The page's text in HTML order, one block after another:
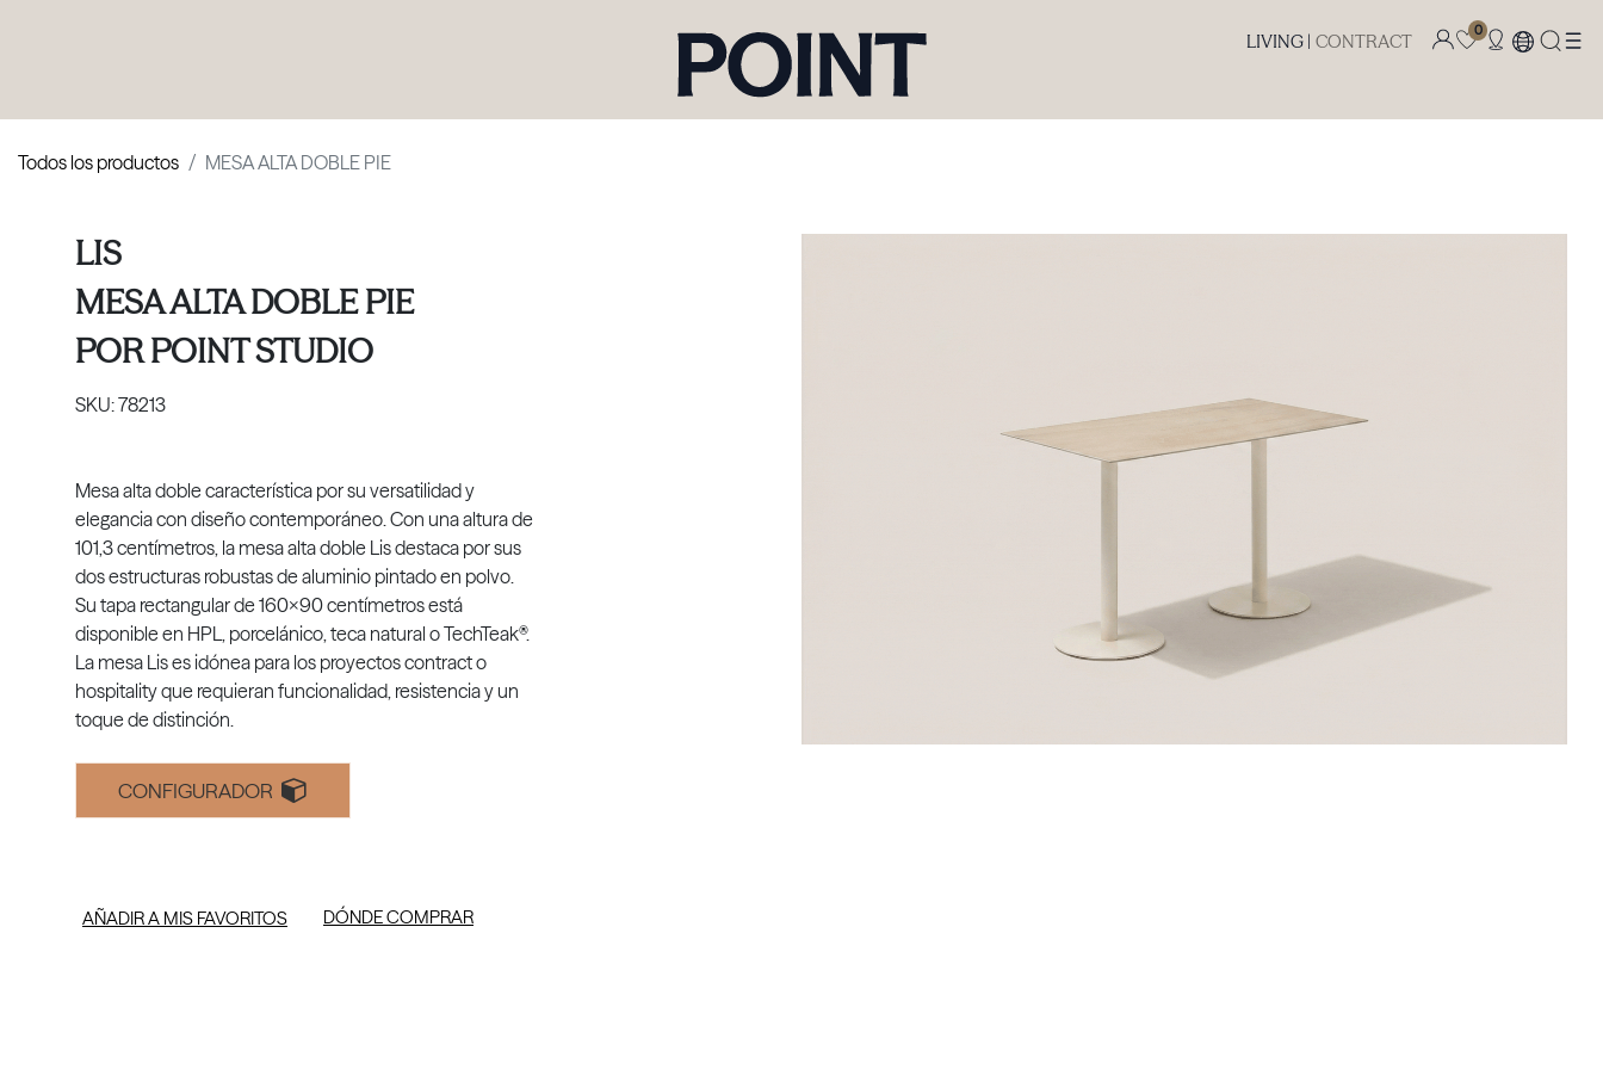
LIVING | CONTRACT
0
Todos los productos MESA ALTA DOBLE PIE
LIS
MESA ALTA DOBLE PIE
PORPOINT STUDIO
SKU:78213
Mesa alta doble característica por su versatilidad y
elegancia con diseño contemporáneo. Con una altura de
101,3 centímetros, la mesa alta doble Lis destaca por sus
dos estructuras robustas de aluminio pintado en polvo.
Su tapa rectangular de 160x90 centímetros está
disponible en HPL, porcelánico, teca natural o TechTeak®.
La mesa Lis es idónea para los proyectos contract o
hospitality que requieran funcionalidad, resistencia y un
toque de distinción.
CONFIGURADOR
AÑADIR A MIS FAVORITOS DÓNDE COMPRAR